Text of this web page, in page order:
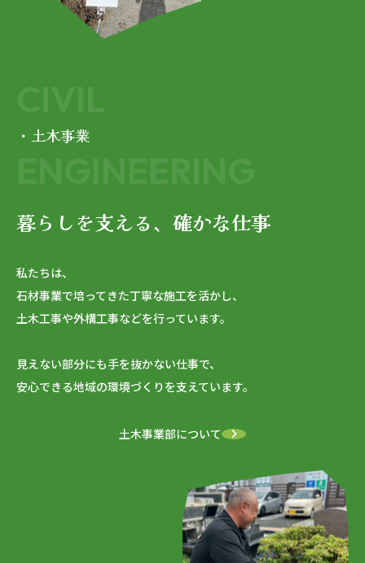
・土木事業
暮らしを支える、確かな仕事
私たちは、
石材事業で培ってきた丁寧な施工を活かし、
土木工事や外構工事などを行っています。
見えない部分にも手を抜かない仕事で、
安心できる地域の環境づくりを支えています。
土木事業部について